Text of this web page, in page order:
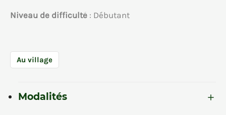
Niveau de difficulté : Débutant
Au village
Modalités